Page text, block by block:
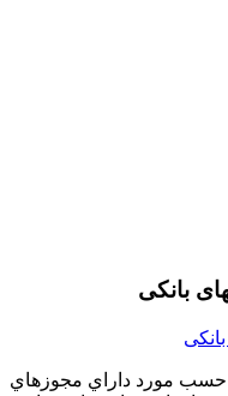
بانکی
حسب مورد داراي مجوزهاي